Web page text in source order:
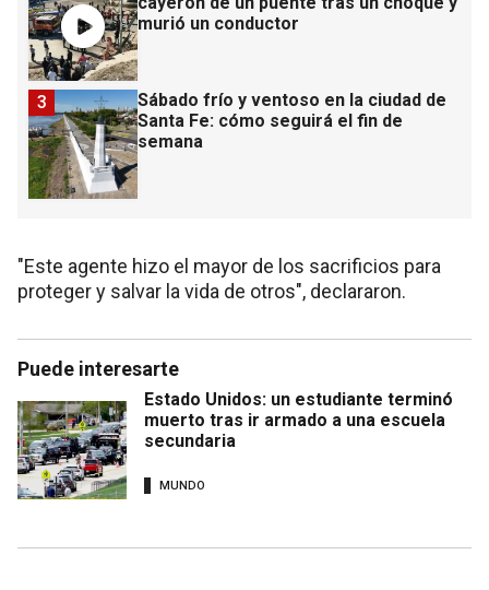
murió un conductor
Sábado frío y ventoso en la ciudad de
Santa Fe: cómo seguirá el fin de
semana
3
"Este agente hizo el mayor de los sacrificios para
proteger y salvar la vida de otros", declararon.
Puede interesarte
Estado Unidos: un estudiante terminó
muerto tras ir armado a una escuela
secundaria
MUNDO